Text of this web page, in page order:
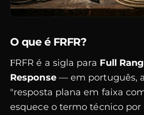
O que é FRFR?
FRFR é a sigla para Full
Response— em português,
"resposta plana em faixa
esquece o termo técnico